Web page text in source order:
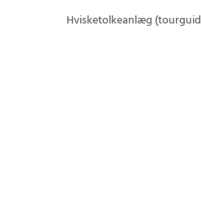
Hvisketolkeanlæg